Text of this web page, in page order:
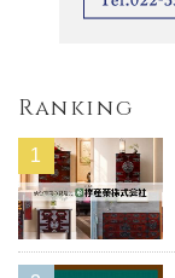
Ranking